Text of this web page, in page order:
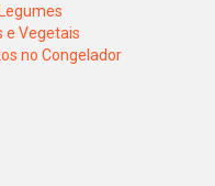
e Vegetais
no Congelador